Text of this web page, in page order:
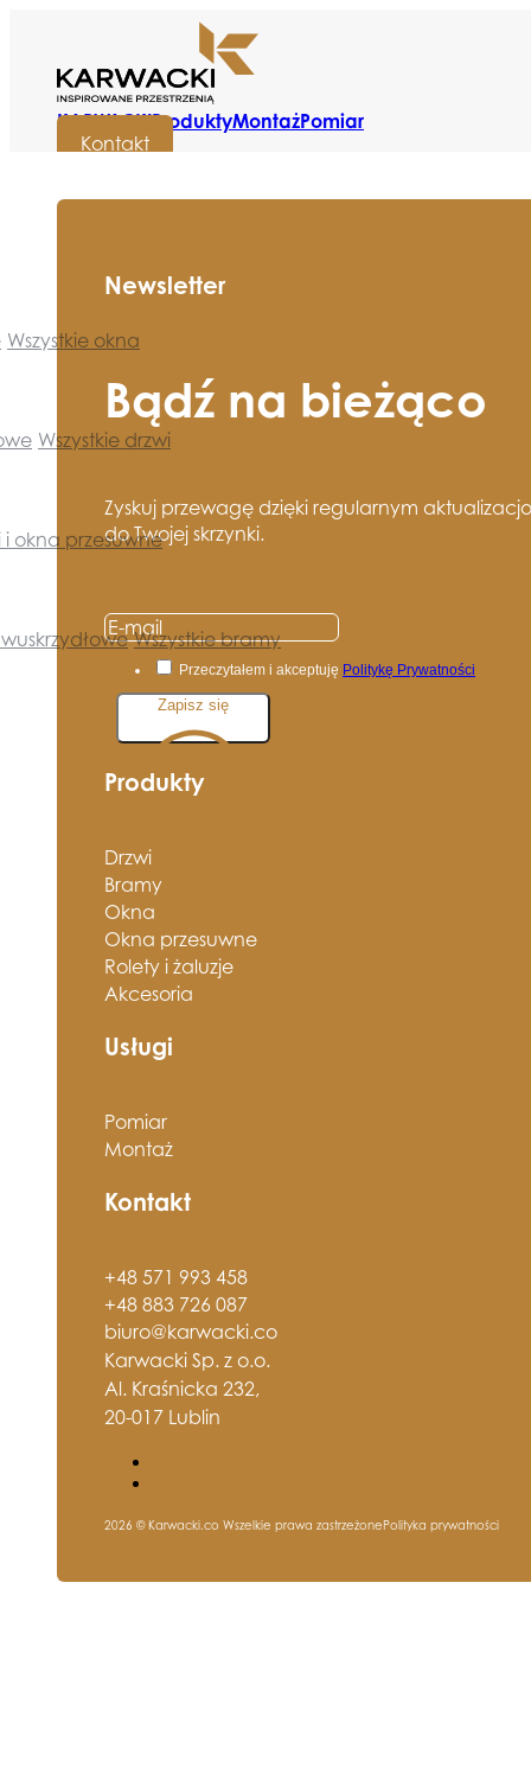
KARWACKIProduktyMontażPomiar
Kontakt
Wszystkie okna
Wszystkie drzwi
i okna przesuwne
Wszystkie bramy
Newsletter
Bądź na bieżąco
Zyskuj przewagę dzięki regularnym
do Twojej skrzynki.
Przeczytałem i akceptuję Politykę Prywatności
Zapisz się
Produkty
Drzwi
Bramy
Okna
Okna przesuwne
Rolety i żaluzje
Akcesoria
Usługi
Pomiar
Montaż
Kontakt
+48 571 993 458
+48 883 726 087
biuro@karwacki.co
Karwacki Sp. z o.o.
Al. Kraśnicka 232,
20-017 Lublin
2026 © Karwacki.co Wszelkie prawa zastrzeżonePolityka prywatności